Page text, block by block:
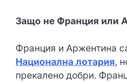
Защо не Франция или
Франция и Аржентина
Национална лотария,
прекалено добри.